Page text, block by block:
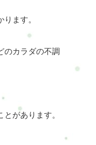
ます。
のカラダの不調
があります。